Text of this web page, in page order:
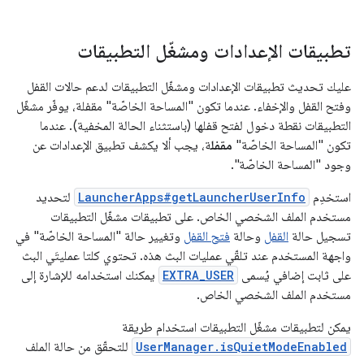
تطبيقات الإعدادات ومشغّل التطبيقات
عليك تحديث تطبيقات الإعدادات ومشغّل التطبيقات لدعم حالات القفل
وفتح القفل والإخفاء. عندما تكون "المساحة الخاصّة" مقفلة، يوفّر مشغّل
التطبيقات نقطة دخول لفتح قفلها (باستثناء الحالة المخفية). عندما
تكون "المساحة الخاصّة" مقفلة، يجب ألا يكشف تطبيق الإعدادات عن
وجود "المساحة الخاصّة".
استخدِم LauncherApps#getLauncherUserInfo لتحديد
مستخدم الملف الشخصي الخاص. على تطبيقات مشغّل التطبيقات
تسجيل حالة القفل وحالة فتح القفل وتغيير حالة "المساحة الخاصّة" في
واجهة المستخدم عند تلقّي عمليات البث هذه. تحتوي كلتا عمليتَي البث
على ثابت إضافي يُسمى EXTRA_USER يمكنك استخدامه للإشارة إلى
مستخدم الملف الشخصي الخاص.
يمكن لتطبيقات مشغّل التطبيقات استخدام طريقة
UserManager.isQuietModeEnabled للتحقّق من حالة الملف